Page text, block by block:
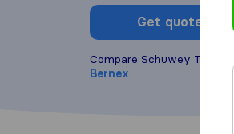
Get quote
Compare Schuwey
Bernex